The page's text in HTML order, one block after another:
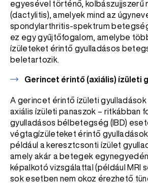
egyesével történő, kolbászujjszerű
(dactylitis), amelyek mind az
spondylarthritis-spektrum
ez egy gyűjtőfogalom, amelybe
ízületeket érintő gyulladásos
beletartozik.
Gerincet érintő (axiális) ízületi
A gerincet érintő ízületi gyulladások
axiális ízületi panaszok – ritkábban
gyulladásos bélbetegség (IBD)
végtagízületeket érintő
például a keresztcsonti ízület
amely akár a betegek
képalkotó vizsgálattal (például MRI
sok esetben nem okoz érezhető